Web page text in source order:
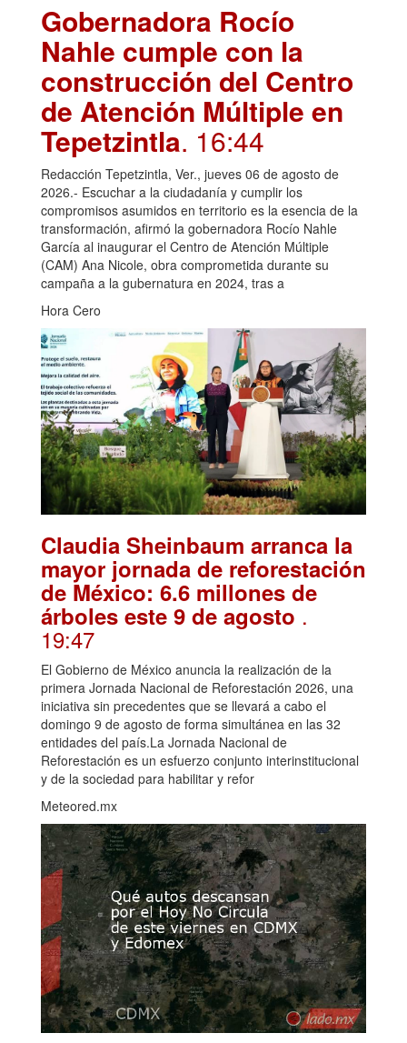
Gobernadora Rocío
Nahle cumple con la
construcción del Centro
de Atención Múltiple en
Tepetzintla. 16:44
Redacción Tepetzintla, Ver., jueves 06 de agosto de
2026.- Escuchar a la ciudadanía y cumplir los
compromisos asumidos en territorio es la esencia de la
transformación, afirmó la gobernadora Rocío Nahle
García al inaugurar el Centro de Atención Múltiple
(CAM) Ana Nicole, obra comprometida durante su
campaña a la gubernatura en 2024, tras a
Hora Cero
Claudia Sheinbaum arranca la
mayor jornada de reforestación
de México: 6.6 millones de
árboles este 9 de agosto .
19:47
El Gobierno de México anuncia la realización de la
primera Jornada Nacional de Reforestación 2026, una
iniciativa sin precedentes que se llevará a cabo el
domingo 9 de agosto de forma simultánea en las 32
entidades del país.La Jornada Nacional de
Reforestación es un esfuerzo conjunto interinstitucional
y de la sociedad para habilitar y refor
Meteored.mx